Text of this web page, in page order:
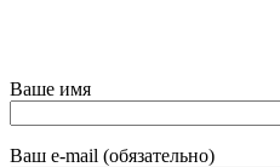
Ваше имя
Ваш e-mail (обязательно)